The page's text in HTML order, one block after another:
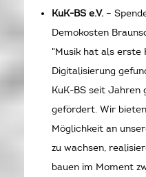
KuK-BS e.V.–
Demokosten
"Musik hat als erste
Digitalisierung
KuK-BS seit
gefördert. Wir
Möglichkeit an
zu wachsen,
bauen im Moment